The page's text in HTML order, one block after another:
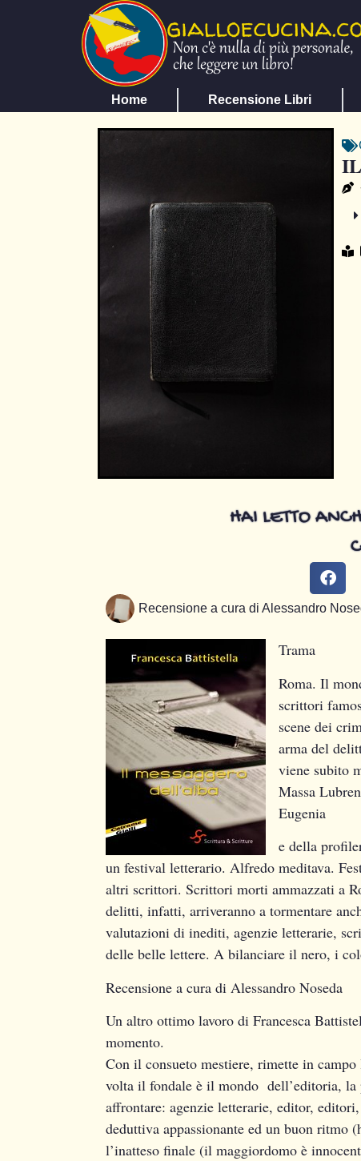
Home Recensione Libri
HAI LETTO
Recensione a cura di Alessandro
Trama
Roma. Il
scrittori
scene dei
arma del
viene subito
Massa
Eugenia
e della
un festival letterario. Alfredo meditava.
altri scrittori. Scrittori morti ammazzati a
delitti, infatti, arriveranno a tormentare
valutazioni di inediti, agenzie letterarie,
delle belle lettere. A bilanciare il nero, i
Recensione a cura di Alessandro Noseda
Un altro ottimo lavoro di Francesca
momento.
Con il consueto mestiere, rimette in
volta il fondale è il mondo dell’editoria,
affrontare: agenzie letterarie, editor,
deduttiva appassionante ed un buon ritmo
l’inatteso finale (il maggiordomo è